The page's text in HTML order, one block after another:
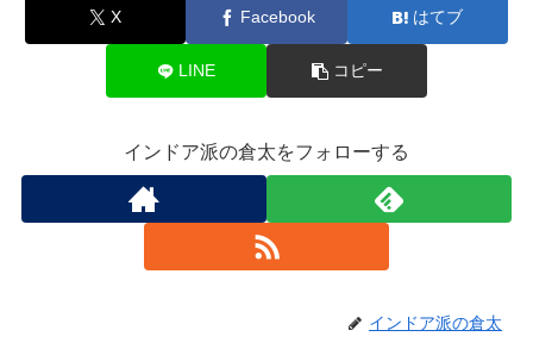
X Facebook はてブ
LINE コピー
インドア派の倉太をフォローする
インドア派の倉太